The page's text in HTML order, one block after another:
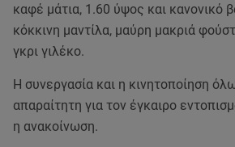
καφέ μάτια, 1.60 ύψος και κανονικό
κόκκινη μαντίλα, μαύρη μακριά
γκρι γιλέκο.
Η συνεργασία και η κινητοποίηση
απαραίτητη για τον έγκαιρο
η ανακοίνωση.